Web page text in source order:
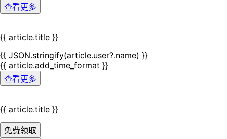
查看更多
{{ article.title }}
{{ JSON.stringify(article.user?.name) }}
{{ article.add_time_format }}
查看更多
{{ article.title }}
免费领取